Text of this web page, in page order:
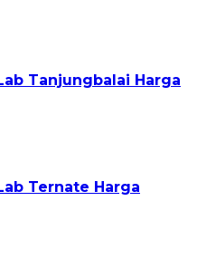
Tanjungbalai Harga
Ternate Harga